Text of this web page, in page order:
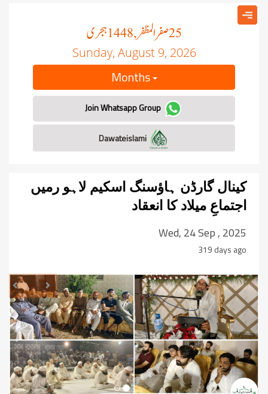
25صفر المظفر, 1448 ہجری
Sunday, August 9, 2026
Months
Join Whatsapp Group
کینال گارڈن ہاؤسنگ اسکیم لاہو رمیں
اجتماعِ میلاد کا انعقاد
Wed, 24 Sep , 2025
319 days ago
Next